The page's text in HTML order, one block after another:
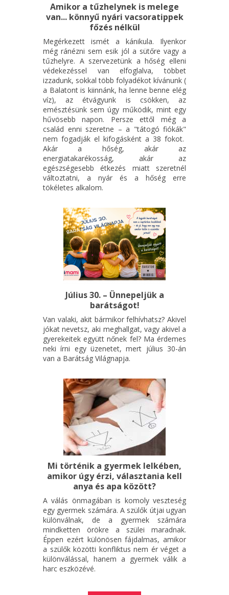
Amikor a tűzhelynek is melege
van... könnyű nyári vacsoratippek
főzés nélkül
Megérkezett ismét a kánikula. Ilyenkor
még ránézni sem esik jól a sütőre vagy a
tűzhelyre. A szervezetünk a hőség elleni
védekezéssel van elfoglalva, többet
izzadunk, sokkal több folyadékot kívánunk (
a Balatont is kiinnánk, ha lenne benne elég
víz), az étvágyunk is csökken, az
emésztésünk sem úgy működik, mint egy
hűvösebb napon. Persze ettől még a
család enni szeretne – a "tátogó fiókák"
nem fogadják el kifogásként a 38 fokot.
Akár a hőség, akár az
energiatakarékosság, akár az
egészségesebb étkezés miatt szeretnél
változtatni, a nyár és a hőség erre
tökéletes alkalom.
Július 30. – Ünnepeljük a
barátságot!
Van valaki, akit bármikor felhívhatsz? Akivel
jókat nevetsz, aki meghallgat, vagy akivel a
gyerekeitek együtt nőnek fel? Ma érdemes
neki írni egy üzenetet, mert július 30-án
van a Barátság Világnapja.
Mi történik a gyermek lelkében,
amikor úgy érzi, választania kell
anya és apa között?
A válás önmagában is komoly veszteség
egy gyermek számára. A szülők útjai ugyan
különválnak, de a gyermek számára
mindketten örökre a szülei maradnak.
Éppen ezért különösen fájdalmas, amikor
a szülők közötti konfliktus nem ér véget a
különválással, hanem a gyermek válik a
harc eszközévé.